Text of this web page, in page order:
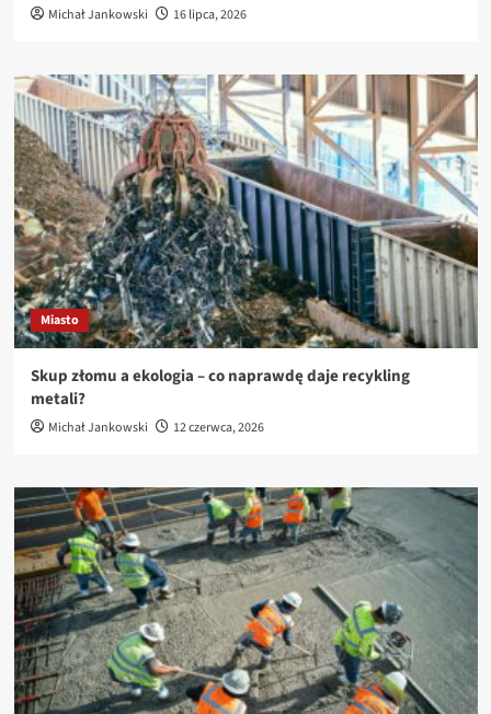
Michał Jankowski 16 lipca, 2026
Miasto
Skup złomu a ekologia – co naprawdę daje recykling
metali?
Michał Jankowski 12 czerwca, 2026